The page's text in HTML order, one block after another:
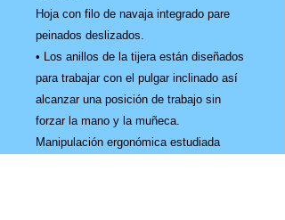
Hoja con filo de navaja integrado pare
peinados deslizados.
• Los anillos de la tijera están diseñados
para trabajar con el pulgar inclinado así
alcanzar una posición de trabajo sin
forzar la mano y la muñeca.
Manipulación ergonómica estudiada